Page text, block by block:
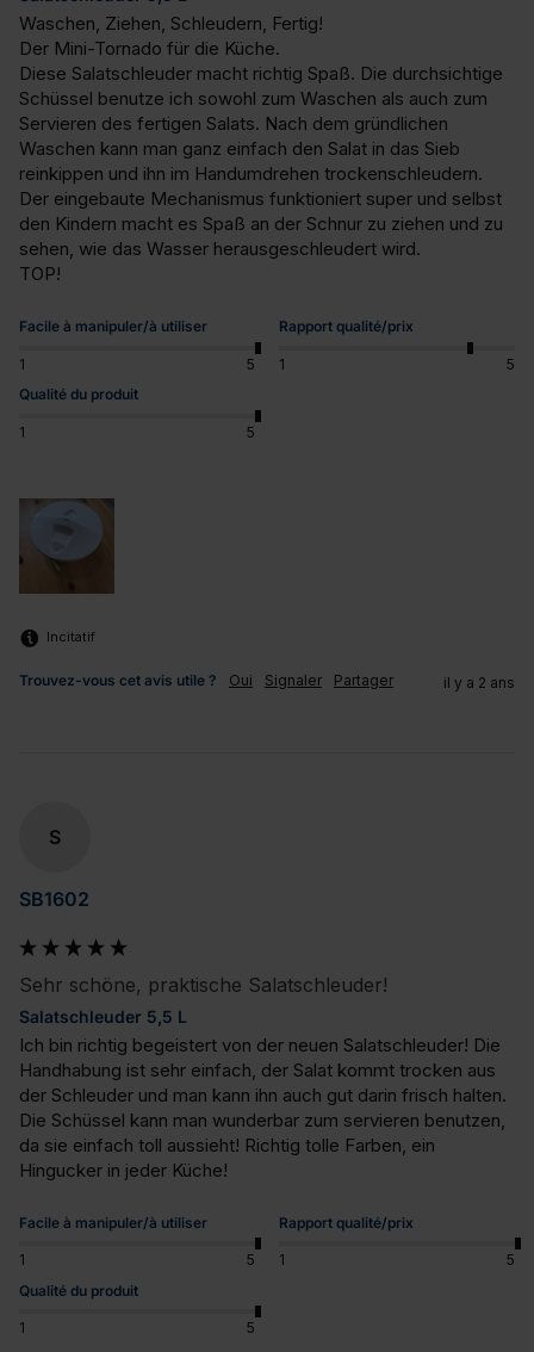
Waschen, Ziehen, Schleudern, Fertig!
Der Mini-Tornado für die Küche.
Diese Salatschleuder macht richtig Spaß. Die durchsichtige
Schüssel benutze ich sowohl zum Waschen als auch zum
Servieren des fertigen Salats. Nach dem gründlichen
Waschen kann man ganz einfach den Salat in das Sieb
reinkippen und ihn im Handumdrehen trockenschleudern.
Der eingebaute Mechanismus funktioniert super und selbst
den Kindern macht es Spaß an der Schnur zu ziehen und zu
sehen, wie das Wasser herausgeschleudert wird.
TOP!
Facile à manipuler/à utiliser
1 5
Rapport qualité/prix
1
5
Qualité du produit
1 5
Incitatif
Trouvez-vous cet avis utile ? Oui Signaler Partager il y a 2 ans
S
SB1602
Sehr schöne, praktische Salatschleuder!
Salatschleuder 5,5 L
Ich bin richtig begeistert von der neuen Salatschleuder! Die
Handhabung ist sehr einfach, der Salat kommt trocken aus
der Schleuder und man kann ihn auch gut darin frisch halten.
Die Schüssel kann man wunderbar zum servieren benutzen,
da sie einfach toll aussieht! Richtig tolle Farben, ein
Hingucker in jeder Küche!
Facile à manipuler/à utiliser
1 5
Rapport qualité/prix
1
5
Qualité du produit
1 5